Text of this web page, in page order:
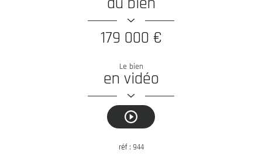
179 000 €
Le bien
en vidéo
réf : 944